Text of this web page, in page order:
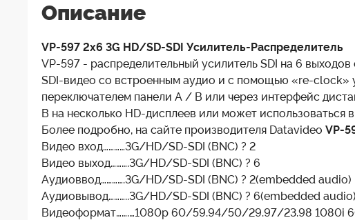
Описание
VP-597 2x6 3G HD/SD-SDI Усилитель-Распределитель
VP-597 - распределительный усилитель SDI на 6
SDI-видео со встроенным аудио и с помощью «re-clock»
переключателем панели A / B или через интерфейс
B на несколько HD-дисплеев или может использоваться
Более подробно, на сайте производителя Datavideo VP-
Видео вход…………3G/HD/SD-SDI (BNC) ? 2
Видео выход……….3G/HD/SD-SDI (BNC) ? 6
Аудиоввод………….3G/HD/SD-SDI (BNC) ? 2(embedded audio)
Аудиовывод………..3G/HD/SD-SDI (BNC) ? 6(embedded audio)
Видеоформат…….…1080p 60/59.94/50/29.97/23.98 1080i